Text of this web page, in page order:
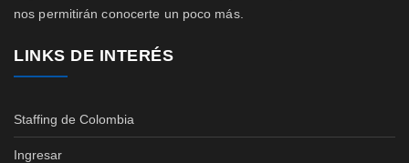
nos permitirán conocerte un poco más.
LINKS DE INTERÉS
Staffing de Colombia
Ingresar